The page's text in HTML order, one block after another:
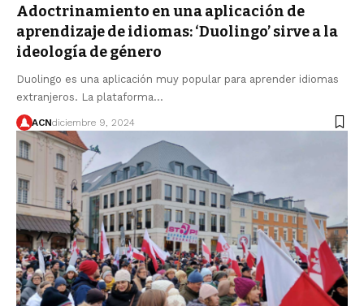
Adoctrinamiento en una aplicación de
aprendizaje de idiomas: ‘Duolingo’ sirve a la
ideología de género
Duolingo es una aplicación muy popular para aprender idiomas
extranjeros. La plataforma…
ACNdiciembre 9, 2024